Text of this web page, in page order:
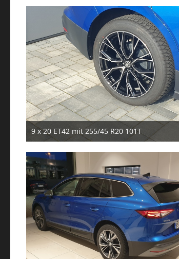
9 x 20 ET42 mit 255/45 R20 101T
28. September 2025